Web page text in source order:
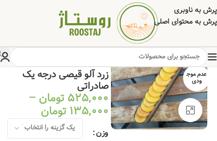
پرش به ناوبری
پرش به محتوای اصلی
عدم موج
ودی
برای بزرگنمایی کلیک کنید
میوه خشک
زرد آلو قیصی درجه یک
صادراتی
525,000تومان –
135,000 تومان
وزن